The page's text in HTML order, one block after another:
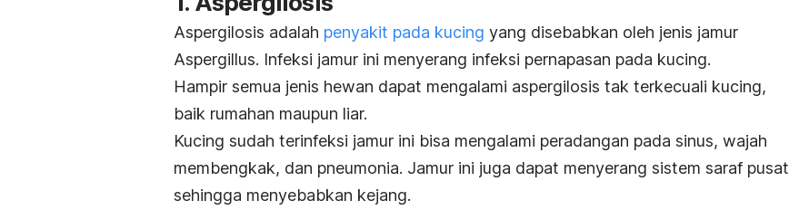
Aspergilosis adalah penyakit pada kucing yang disebabkan oleh jenis jamur
Aspergillus. Infeksi jamur ini menyerang infeksi pernapasan pada kucing.
Hampir semua jenis hewan dapat mengalami aspergilosis tak terkecuali kucing,
baik rumahan maupun liar.
Kucing sudah terinfeksi jamur ini bisa mengalami peradangan pada sinus, wajah
membengkak, dan pneumonia. Jamur ini juga dapat menyerang sistem saraf pusat
sehingga menyebabkan kejang.